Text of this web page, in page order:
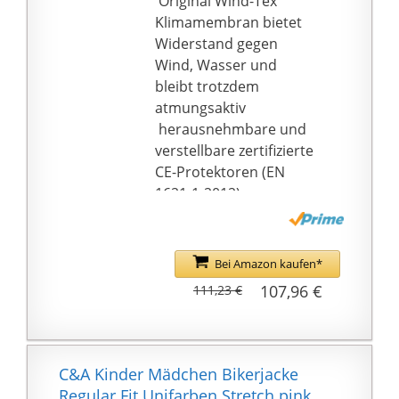
Rücken geschützt.
Klimamembran bietet
Widerstand gegen
Wind, Wasser und
bleibt trotzdem
atmungsaktiv
­ herausnehmbare und
verstellbare zertifizierte
CE-Protektoren (EN
1621-1-2012) an
verstellbar)
­ herausnehmbares
gestepptes
­ regulierbare
Lüftungsreißverschlüss
e - individuelle
Bei Amazon kaufen*
107,96 €
111,23 €
C&A Kinder Mädchen Bikerjacke